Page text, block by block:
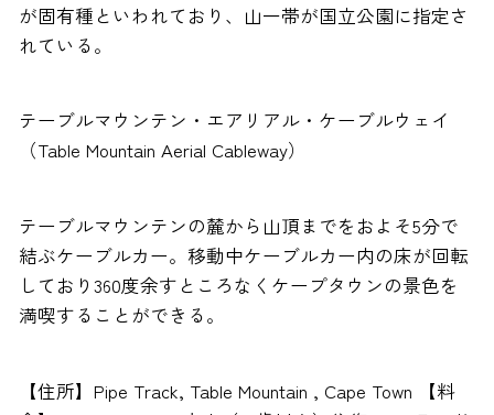
が固有種といわれており、山一帯が国立公園に指定さ
れている。
テーブルマウンテン・エアリアル・ケーブルウェイ
（Table Mountain Aerial Cableway）
テーブルマウンテンの麓から山頂までをおよそ5分で
結ぶケーブルカー。移動中ケーブルカー内の床が回転
しており360度余すところなくケープタウンの景色を
満喫することができる。
【住所】Pipe Track, Table Mountain , Cape Town 【料